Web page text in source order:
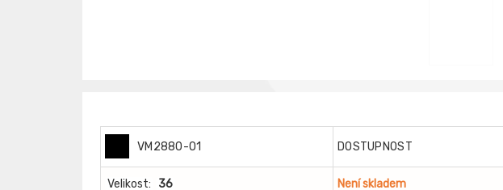
VM2880-O1 DOSTUPNOST
Velikost: 36 Není skladem